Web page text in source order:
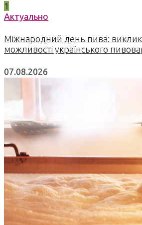
1
Актуально
Міжнародний день пива:
можливості українського
07.08.2026